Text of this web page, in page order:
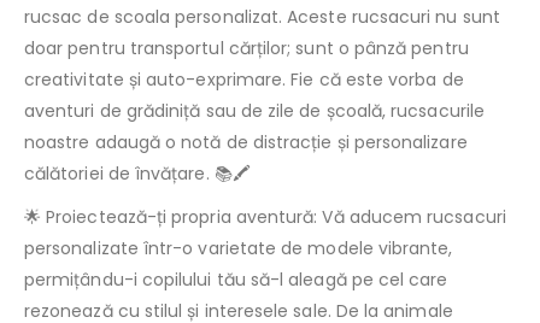
rucsac de scoala personalizat. Aceste rucsacuri nu sunt
doar pentru transportul cărților; sunt o pânză pentru
creativitate și auto-exprimare. Fie că este vorba de
aventuri de grădiniță sau de zile de școală, rucsacurile
noastre adaugă o notă de distracție și personalizare
călătoriei de învățare. 📚🖍️
🌟 Proiectează-ți propria aventură: Vă aducem rucsacuri
personalizate într-o varietate de modele vibrante,
permițându-i copilului tău să-l aleagă pe cel care
rezonează cu stilul și interesele sale. De la animale